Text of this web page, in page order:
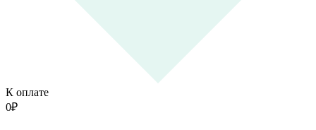
К оплате
0₽